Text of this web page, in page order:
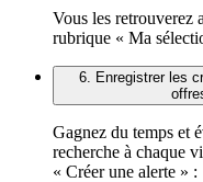
Vous les retrouverez
rubrique « Ma
6. Enregistrer les
Gagnez du temps et
recherche à chaque
« Créer une alerte » :